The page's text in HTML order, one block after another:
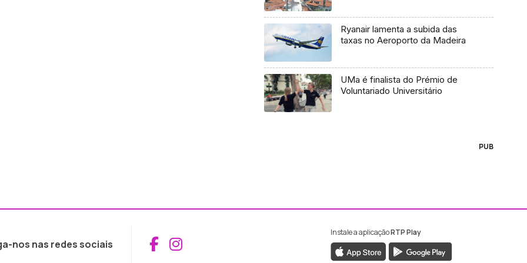
Ryanair lamenta a subida das
taxas no Aeroporto da Madeira
UMa é finalista do Prémio de
Voluntariado Universitário
PUB
nos nas redes sociais Aceder ao Facebook da RTP Madeira
Aceder ao Instagram da RTP Madeira
Instale a aplicaçãoRTP Play